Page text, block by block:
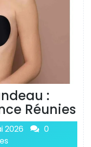
:
Réunies
2026
0